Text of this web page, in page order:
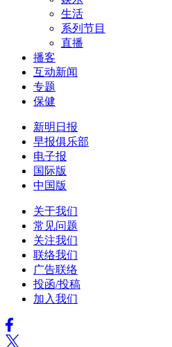
生活
系列节目
直播
播客
互动新闻
专题
保健
新明日报
早报俱乐部
电子报
国际版
中国版
关于我们
常见问题
关注我们
联络我们
广告联络
投函/投稿
加入我们